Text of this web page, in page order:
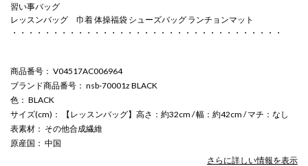
習い事バッグ
レッスンバッグ 巾着 体操福袋 シューズバッグ ランチョンマット
・・・・・・・・・・・・・・・・・・・・・・・・・・・・・・・・・
商品番号 ： V04517AC006964
ブランド商品番号 ： nsb-70001z BLACK
色 ： BLACK
サイズ(cm) ： 【レッスンバッグ】高さ：約32cm / 幅：約42cm / マチ：なし
表素材 ： その他合成繊維
原産国 ： 中国
さらに詳しい情報を表示